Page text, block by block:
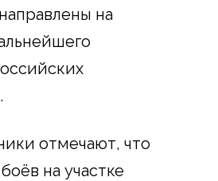
на
отмечают, что
на участке